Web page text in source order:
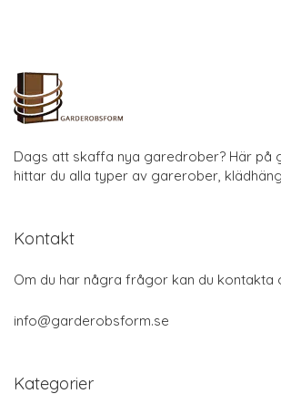
Dags att skaffa nya garedrober? Här på
hittar du alla typer av garerober,
Kontakt
Om du har några frågor kan du kontakta
info@garderobsform.se
Kategorier